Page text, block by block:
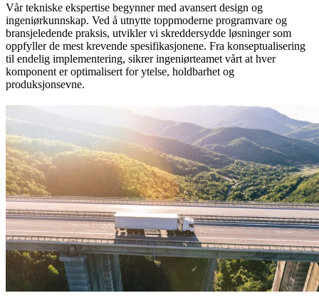
Vår tekniske ekspertise begynner med avansert design og
ingeniørkunnskap. Ved å utnytte toppmoderne programvare og
bransjeledende praksis, utvikler vi skreddersydde løsninger som
oppfyller de mest krevende spesifikasjonene. Fra konseptualisering
til endelig implementering, sikrer ingeniørteamet vårt at hver
komponent er optimalisert for ytelse, holdbarhet og
produksjonsevne.